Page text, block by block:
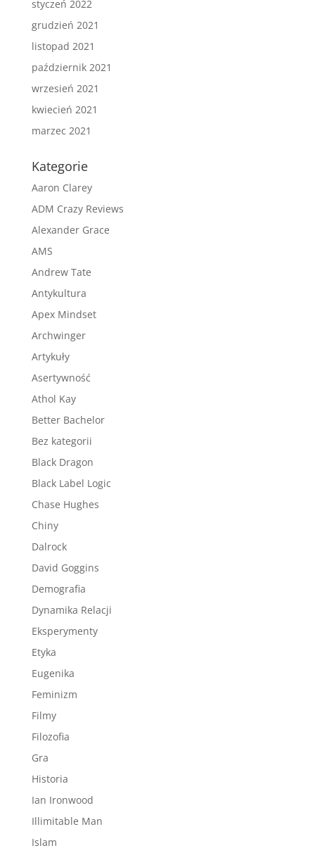
styczeń 2022
grudzień 2021
listopad 2021
październik 2021
wrzesień 2021
kwiecień 2021
marzec 2021
Kategorie
Aaron Clarey
ADM Crazy Reviews
Alexander Grace
AMS
Andrew Tate
Antykultura
Apex Mindset
Archwinger
Artykuły
Asertywność
Athol Kay
Better Bachelor
Bez kategorii
Black Dragon
Black Label Logic
Chase Hughes
Chiny
Dalrock
David Goggins
Demografia
Dynamika Relacji
Eksperymenty
Etyka
Eugenika
Feminizm
Filmy
Filozofia
Gra
Historia
Ian Ironwood
Illimitable Man
Islam